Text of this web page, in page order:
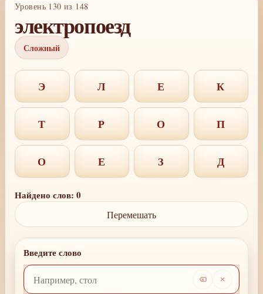
Уровень 130 из 148
электропоезд
Сложный
Э Л Е К
Т Р О П
О Е З Д
Найдено слов: 0
Перемешать
Введите слово